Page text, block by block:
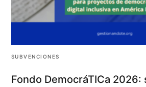
SUBVENCIONES
Fondo DemocráTICa